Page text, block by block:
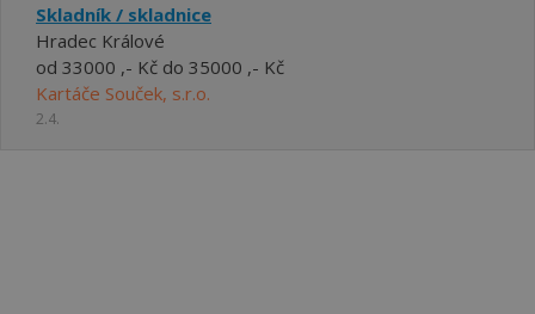
Skladník / skladnice
Hradec Králové
od 33000 ,- Kč do 35000 ,- Kč
Kartáče Souček, s.r.o.
2.4.